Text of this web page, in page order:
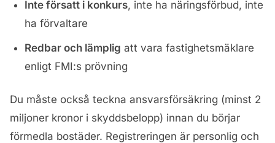
Inte försatt i konkurs, inte ha näringsförbud, inte
ha förvaltare
Redbar och lämplig att vara fastighetsmäklare
enligt FMI:s prövning
Du måste också teckna ansvarsförsäkring (minst 2
miljoner kronor i skyddsbelopp) innan du börjar
förmedla bostäder. Registreringen är personlig och